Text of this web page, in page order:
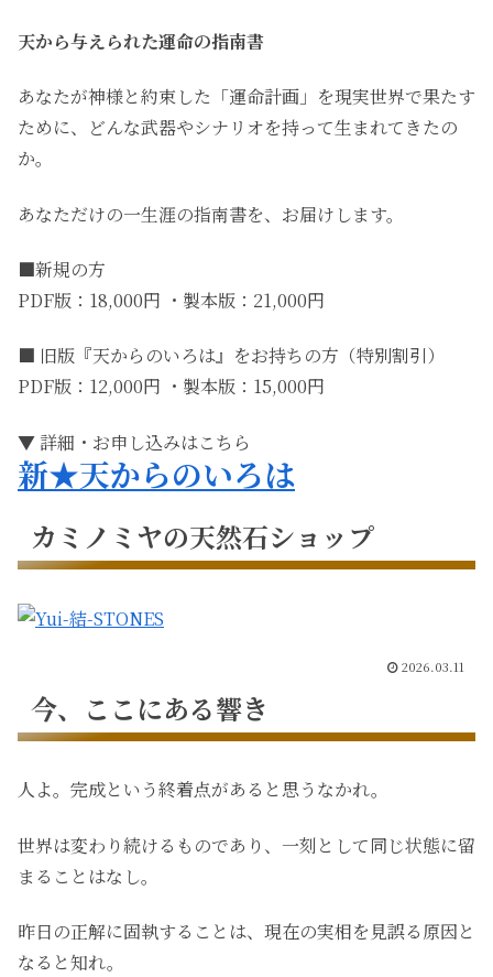
天から与えられた運命の指南書
あなたが神様と約束した「運命計画」を現実世界で果たす
ために、どんな武器やシナリオを持って生まれてきたの
か。
あなただけの一生涯の指南書を、お届けします。
■新規の方
PDF版：18,000円 ・製本版：21,000円
■ 旧版『天からのいろは』をお持ちの方（特別割引）
PDF版：12,000円 ・製本版：15,000円
▼ 詳細・お申し込みはこちら
新★天からのいろは
カミノミヤの天然石ショップ
2026.03.11
今、ここにある響き
人よ。完成という終着点があると思うなかれ。
世界は変わり続けるものであり、一刻として同じ状態に留
まることはなし。
昨日の正解に固執することは、現在の実相を見誤る原因と
なると知れ。